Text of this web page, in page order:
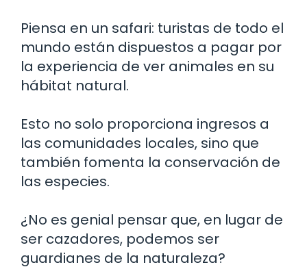
Piensa en un safari: turistas de todo el
mundo están dispuestos a pagar por
la experiencia de ver animales en su
hábitat natural.
Esto no solo proporciona ingresos a
las comunidades locales, sino que
también fomenta la conservación de
las especies.
¿No es genial pensar que, en lugar de
ser cazadores, podemos ser
guardianes de la naturaleza?